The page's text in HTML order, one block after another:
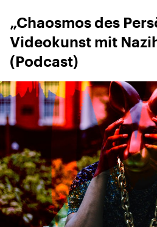
„Chaosmos des
Videokunst mit
(Podcast)